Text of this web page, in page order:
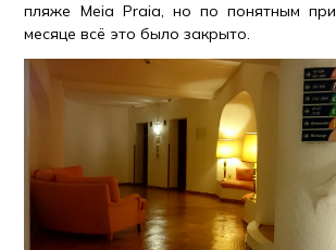
пляже Meia Praia, но по понятным
месяце всё это было закрыто.